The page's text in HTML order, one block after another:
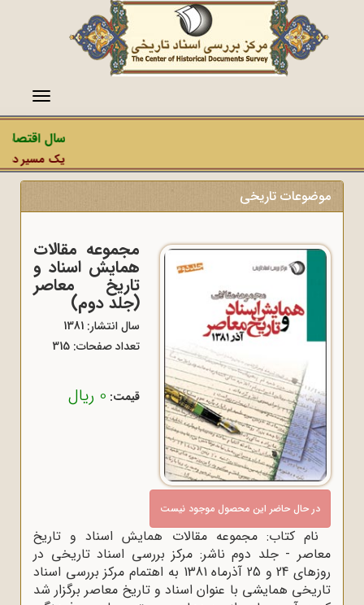
منو
سال
یک مسیر
موضوعات تاریخی
مجموعه مقالات
همایش اسناد و
تاریخ معاصر
(جلد دوم)
سال انتشار: 1381
تعداد صفحات: 315
قیمت: 0 ریال
در حال حاضر این محصول موجود نیست
نام کتاب: مجموعه مقالات همایش اسناد و تاریخ
معاصر - جلد دوم ناشر: مرکز بررسی اسناد تاریخی در
روزهای 24 و 25 آذرماه 1381 به اهتمام مرکز بررسی اسناد
تاریخی همایشی با عنوان اسناد و تاریخ معاصر برگزار شد